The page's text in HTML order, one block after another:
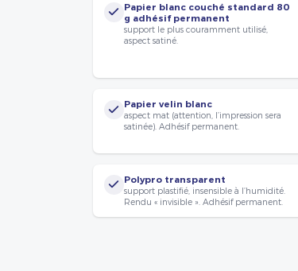
Papier blanc couché standard 80
g adhésif permanent
support le plus couramment utilisé,
aspect satiné.
Papier velin blanc
aspect mat (attention, l’impression sera
satinée). Adhésif permanent.
Polypro transparent
support plastifié, insensible à l’humidité.
Rendu « invisible ». Adhésif permanent.